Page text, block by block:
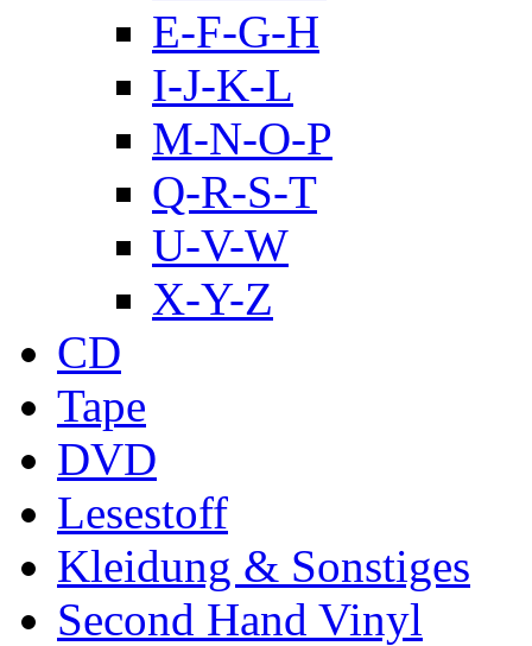
E-F-G-H
I-J-K-L
M-N-O-P
Q-R-S-T
U-V-W
X-Y-Z
CD
Tape
DVD
Lesestoff
Kleidung & Sonstiges
Second Hand Vinyl